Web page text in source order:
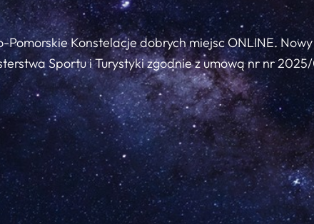
Pomorskie Konstelacje dobrych miejsc ONLINE.
Sportu i Turystyki zgodnie z umową nr nr